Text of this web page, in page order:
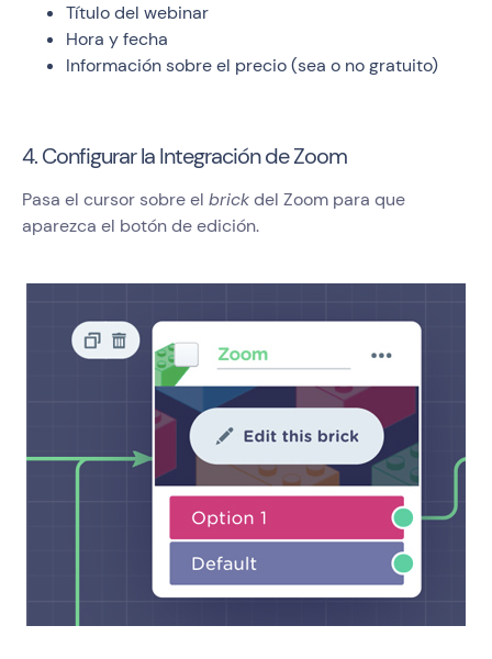
Título del webinar
Hora y fecha
Información sobre el precio (sea o no gratuito)
4. Configurar la Integración de Zoom
Pasa el cursor sobre el brickdel Zoom para que
aparezca el botón de edición.